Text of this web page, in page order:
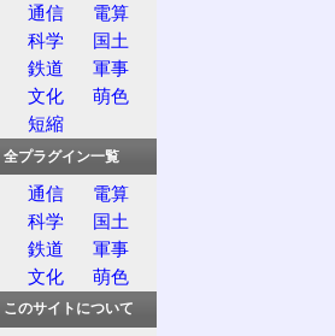
通信
電算
科学
国土
鉄道
軍事
文化
萌色
短縮
全プラグイン一覧
通信
電算
科学
国土
鉄道
軍事
文化
萌色
このサイトについて